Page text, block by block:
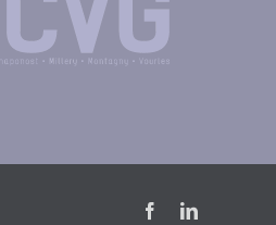
FacebookLinkedIn